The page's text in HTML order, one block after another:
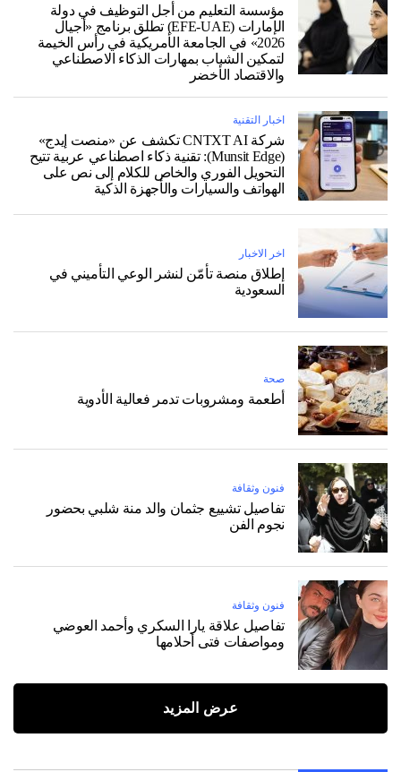
مؤسسة التعليم من أجل التوظيف في دولة
الإمارات (EFE-UAE) تطلق برنامج «أجيال
2026» في الجامعة الأمريكية في رأس الخيمة
لتمكين الشباب بمهارات الذكاء الاصطناعي
والاقتصاد الأخضر
اخبار التقنية
شركة CNTXT AI تكشف عن «منصت إيدج»
(Munsit Edge): تقنية ذكاء اصطناعي عربية تتيح
التحويل الفوري والخاص للكلام إلى نص على
الهواتف والسيارات والأجهزة الذكية
اخر الاخبار
إطلاق منصة تأمّن لنشر الوعي التأميني في
السعودية
صحة
أطعمة ومشروبات تدمر فعالية الأدوية
فنون وثقافة
تفاصيل تشييع جثمان والد منة شلبي بحضور
نجوم الفن
فنون وثقافة
تفاصيل علاقة يارا السكري وأحمد العوضي
ومواصفات فتى أحلامها
عرض المزيد